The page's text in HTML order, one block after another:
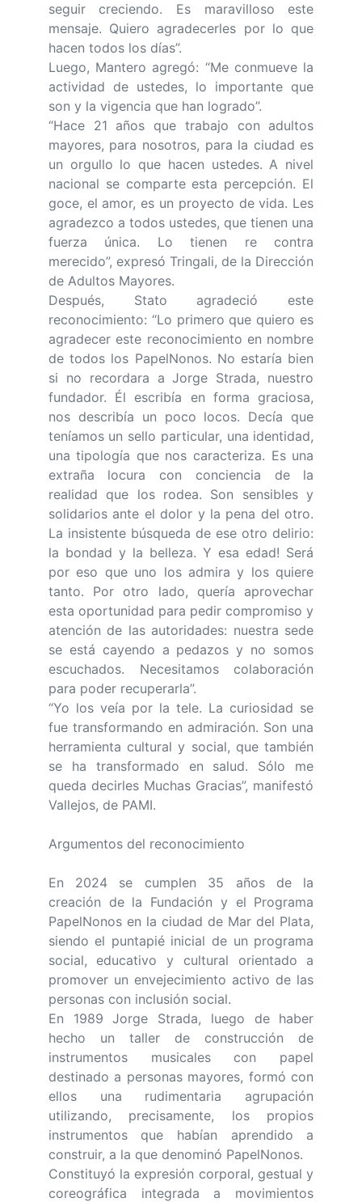
seguir creciendo. Es maravilloso este
mensaje. Quiero agradecerles por lo que
hacen todos los días”.
Luego, Mantero agregó: “Me conmueve la
actividad de ustedes, lo importante que
son y la vigencia que han logrado”.
“Hace 21 años que trabajo con adultos
mayores, para nosotros, para la ciudad es
un orgullo lo que hacen ustedes. A nivel
nacional se comparte esta percepción. El
goce, el amor, es un proyecto de vida. Les
agradezco a todos ustedes, que tienen una
fuerza única. Lo tienen re contra
merecido”, expresó Tringali, de la Dirección
de Adultos Mayores.
Después, Stato agradeció este
reconocimiento: “Lo primero que quiero es
agradecer este reconocimiento en nombre
de todos los PapelNonos. No estaría bien
si no recordara a Jorge Strada, nuestro
fundador. Él escribía en forma graciosa,
nos describía un poco locos. Decía que
teníamos un sello particular, una identidad,
una tipología que nos caracteriza. Es una
extraña locura con conciencia de la
realidad que los rodea. Son sensibles y
solidarios ante el dolor y la pena del otro.
La insistente búsqueda de ese otro delirio:
la bondad y la belleza. Y esa edad! Será
por eso que uno los admira y los quiere
tanto. Por otro lado, quería aprovechar
esta oportunidad para pedir compromiso y
atención de las autoridades: nuestra sede
se está cayendo a pedazos y no somos
escuchados. Necesitamos colaboración
para poder recuperarla”.
“Yo los veía por la tele. La curiosidad se
fue transformando en admiración. Son una
herramienta cultural y social, que también
se ha transformado en salud. Sólo me
queda decirles Muchas Gracias”, manifestó
Vallejos, de PAMI.
Argumentos del reconocimiento
En 2024 se cumplen 35 años de la
creación de la Fundación y el Programa
PapelNonos en la ciudad de Mar del Plata,
siendo el puntapié inicial de un programa
social, educativo y cultural orientado a
promover un envejecimiento activo de las
personas con inclusión social.
En 1989 Jorge Strada, luego de haber
hecho un taller de construcción de
instrumentos musicales con papel
destinado a personas mayores, formó con
ellos una rudimentaria agrupación
utilizando, precisamente, los propios
instrumentos que habían aprendido a
construir, a la que denominó PapelNonos.
Constituyó la expresión corporal, gestual y
coreográfica integrada a movimientos